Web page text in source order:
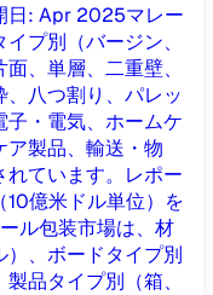
日: Apr 2025マレー
プ別（バージン、
、単層、二重壁、
八つ割り、パレッ
子・電気、ホームケ
ア製品、輸送・物
ています。レポー
10億米ドル単位）を
ル包装市場は、材
、ボードタイプ別
品タイプ別（箱、